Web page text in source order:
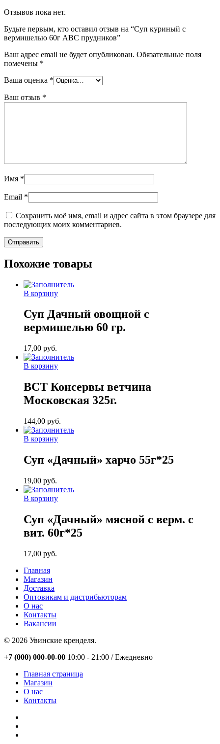
Отзывов пока нет.
Будьте первым, кто оставил отзыв на “Суп куриный с
вермишелью 60г АВС прудников”
Ваш адрес email не будет опубликован. Обязательные поля
помечены *
Ваша оценка *
Ваш отзыв *
Имя *
Email *
Сохранить моё имя, email и адрес сайта в этом браузере для
последующих моих комментариев.
Похожие товары
В корзину
Суп Дачный овощной с
вермишелью 60 гр.
17,00 руб.
В корзину
ВСТ Консервы ветчина
Московская 325г.
144,00 руб.
В корзину
Суп «Дачный» харчо 55г*25
19,00 руб.
В корзину
Суп «Дачный» мясной с верм. с
вит. 60г*25
17,00 руб.
Главная
Магазин
Доставка
Оптовикам и дистрибьюторам
О нас
Контакты
Вакансии
© 2026 Увинские кренделя.
Close
+7 (000) 000-00-00 10:00 - 21:00 / Eжедневно
Главная страница
Магазин
О нас
Контакты